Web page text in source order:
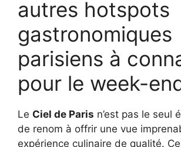
autres hotspots
gastronomiques
parisiens à
pour le week-
Le Ciel de Paris n’est pas le seul
de renom à offrir une vue
expérience culinaire de qualité.